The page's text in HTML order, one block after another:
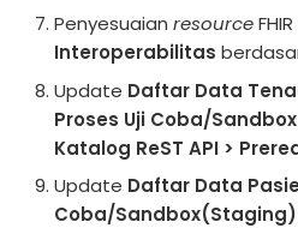
Penyesuaian resource
Interoperabilitas
Update Daftar Data
Proses Uji Coba/
Katalog ReST API >
Update Daftar Data
Coba/Sandbox(Staging)